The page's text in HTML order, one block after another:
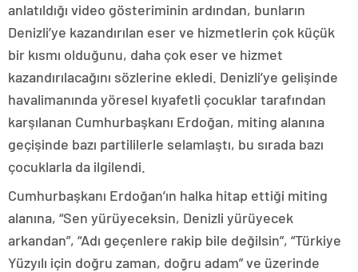
anlatıldığı video gösteriminin ardından, bunların
Denizli’ye kazandırılan eser ve hizmetlerin çok küçük
bir kısmı olduğunu, daha çok eser ve hizmet
kazandırılacağını sözlerine ekledi. Denizli’ye gelişinde
havalimanında yöresel kıyafetli çocuklar tarafından
karşılanan Cumhurbaşkanı Erdoğan, miting alanına
geçişinde bazı partililerle selamlaştı, bu sırada bazı
çocuklarla da ilgilendi.
Cumhurbaşkanı Erdoğan’ın halka hitap ettiği miting
alanına, “Sen yürüyeceksin, Denizli yürüyecek
arkandan”, “Adı geçenlere rakip bile değilsin”, “Türkiye
Yüzyılı için doğru zaman, doğru adam” ve üzerinde